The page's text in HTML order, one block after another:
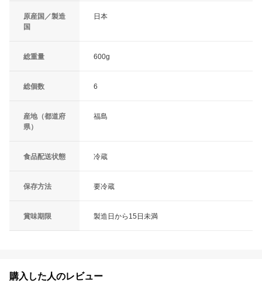
原産国／製造
国
日本
総重量 600g
総個数 6
産地（都道府
県）
福島
食品配送状態 冷蔵
保存方法 要冷蔵
賞味期限 製造日から15日未満
購入した人のレビュー